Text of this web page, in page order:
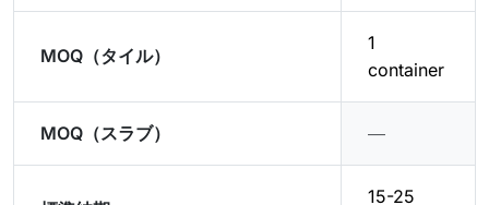
MOQ（タイル）
1
container
MOQ（スラブ） ―
15-25